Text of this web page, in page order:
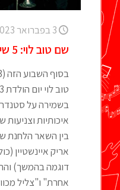
3 בפברואר 2023
שם טוב לוי: 5 שירים ליום הולדתו
בשמירה על
איכותיות וצניעות
בין השאר הלחנת
אריק איינשטיין
דוגמה בהמשך)
אחרת" ו"צליל